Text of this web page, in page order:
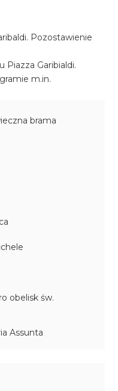
Pozostawienie
Piazza Garibialdi.
m.in.
brama
obelisk św.
Assunta